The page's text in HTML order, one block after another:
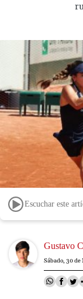
Escuchar este
Image Gustavo
Sábado, 30 de